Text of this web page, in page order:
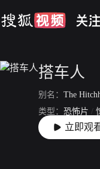
搭车人
别名： The
类型： 恐怖片 /
上映： 2007-01-
立即观